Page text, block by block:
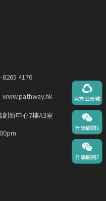
官方公眾號
升學顧問1
升學顧問2
8265 4176
www.pathway.hk
新中心7樓A3室